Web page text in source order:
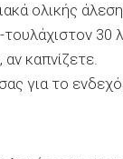
ολικής
30
καπνίζετε.
για το